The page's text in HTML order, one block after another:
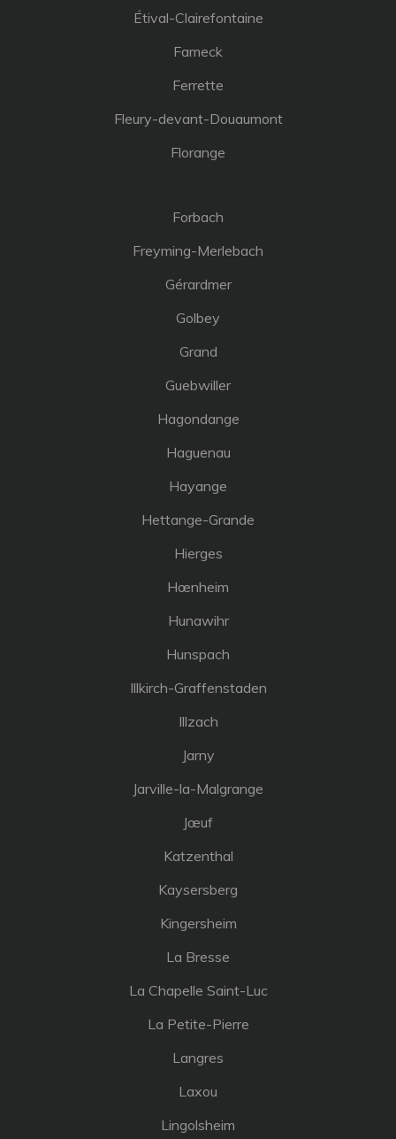
Étival-Clairefontaine
Fameck
Ferrette
Fleury-devant-Douaumont
Florange
Forbach
Freyming-Merlebach
Gérardmer
Golbey
Grand
Guebwiller
Hagondange
Haguenau
Hayange
Hettange-Grande
Hierges
Hœnheim
Hunawihr
Hunspach
Illkirch-Graffenstaden
Illzach
Jarny
Jarville-la-Malgrange
Jœuf
Katzenthal
Kaysersberg
Kingersheim
La Bresse
La Chapelle Saint-Luc
La Petite-Pierre
Langres
Laxou
Lingolsheim